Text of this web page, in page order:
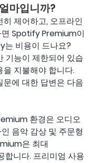
마입니까?
제어하고, 오프라인
면 Spotify Premium이
는 비용이 드나요?
기능이 제한되어 있습
을 지불해야 합니다.
에 대한 답변은 다음
환경은 오디오
음악 감상 및 주문형
은 최대
합니다. 프리미엄 사용